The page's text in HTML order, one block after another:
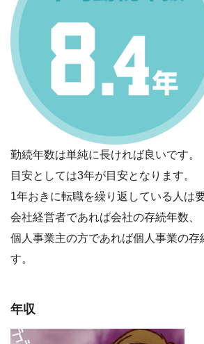
勤続年数は単純に長ければ良いです。
目安としては3年が目安となります。
1年おきに転職を繰り返している人は
会社経営者であれば会社の存続年数、
個人事業主の方であれば個人事業の存
す。
年収